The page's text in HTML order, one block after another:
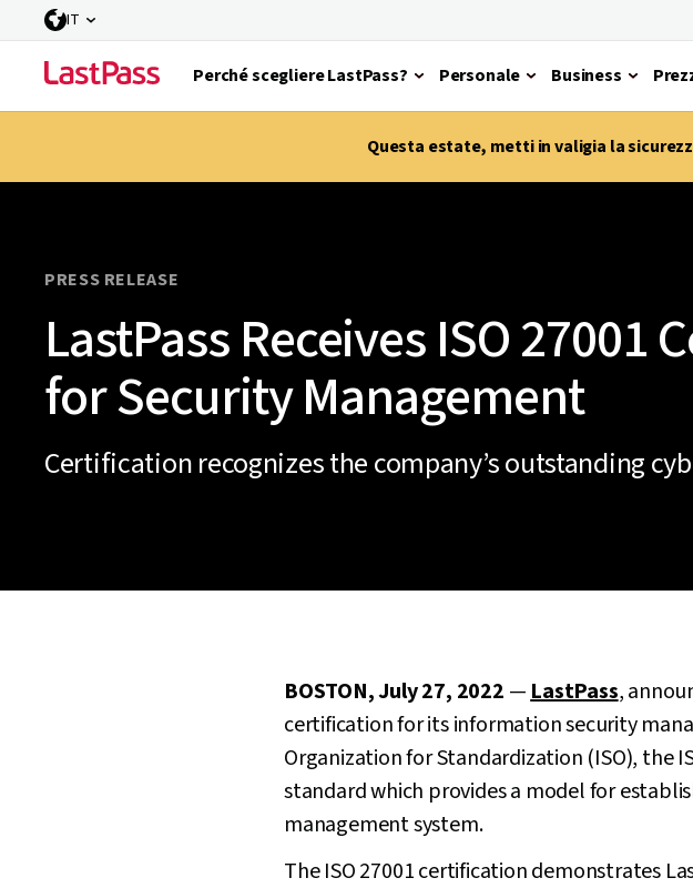
IT
Perché scegliere LastPass? Personale Business
Questa estate, metti in valigia la
PRESS RELEASE
LastPass Receives ISO 27001
for Security Management
Certification recognizes the company’s outstanding
BOSTON, July 27, 2022 —LastPass,
certification for its information security
Organization for Standardization (ISO), the
standard which provides a model for
management system.
The ISO 27001 certification demonstrates